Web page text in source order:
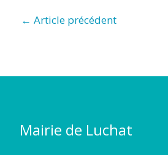
← Article précédent
Mairie de Luchat